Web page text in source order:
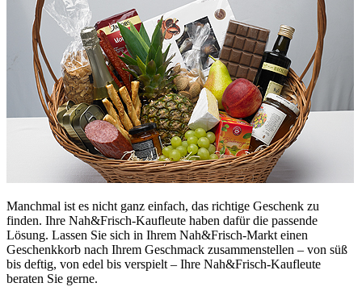
Manchmal ist es nicht ganz einfach, das richtige Geschenk zu
finden. Ihre Nah&Frisch-Kaufleute haben dafür die passende
Lösung. Lassen Sie sich in Ihrem Nah&Frisch-Markt einen
Geschenkkorb nach Ihrem Geschmack zusammenstellen – von süß
bis deftig, von edel bis verspielt – Ihre Nah&Frisch-Kaufleute
beraten Sie gerne.